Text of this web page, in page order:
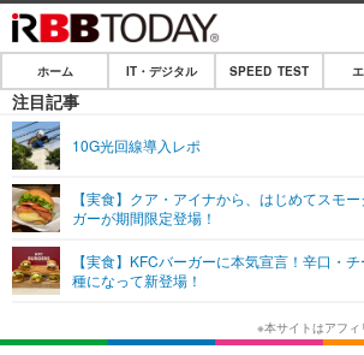
ホーム
IT・デジタル
ネタ
ショッピング
SPEED TEST
エンタメ
エンタメTOP
ライフ
ライフTOP
リリース一覧
ホーム IT・デジタル SPEED TEST
注目記事
10G光回線導入レポ
【実食】クア・アイナから、はじめてスモ
ガーが期間限定登場！
【実食】KFCバーガーに本気宣言！辛口・
種になって新登場！